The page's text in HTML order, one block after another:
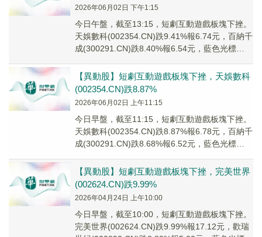
2026年06月02日 下午1:15
今日午盤，截至13:15，短劇互動遊戲板塊下挫。
天娛數科(002354.CN)跌9.41%報6.74元，百納千
成(300291.CN)跌8.40%報6.54元，藍色光標
【異動股】短劇互動遊戲板塊下挫，天娛數科
(002354.CN)跌8.87%
2026年06月02日 上午11:15
今日早盤，截至11:15，短劇互動遊戲板塊下挫。
天娛數科(002354.CN)跌8.87%報6.78元，百納千
成(300291.CN)跌8.68%報6.52元，藍色光標
【異動股】短劇互動遊戲板塊下挫，完美世界
(002624.CN)跌9.99%
2026年04月24日 上午10:00
今日早盤，截至10:00，短劇互動遊戲板塊下挫。
完美世界(002624.CN)跌9.99%報17.12元，歡瑞